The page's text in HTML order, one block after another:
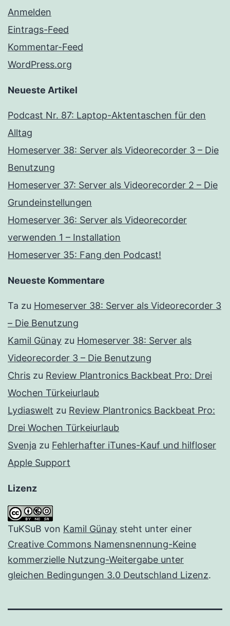
Anmelden
Eintrags-Feed
Kommentar-Feed
WordPress.org
Neueste Artikel
Podcast Nr. 87: Laptop-Aktentaschen für den
Alltag
Homeserver 38: Server als Videorecorder 3 – Die
Benutzung
Homeserver 37: Server als Videorecorder 2 – Die
Grundeinstellungen
Homeserver 36: Server als Videorecorder
verwenden 1 – Installation
Homeserver 35: Fang den Podcast!
Neueste Kommentare
Ta zu Homeserver 38: Server als Videorecorder 3
– Die Benutzung
Kamil Günay zu Homeserver 38: Server als
Videorecorder 3 – Die Benutzung
Chris zu Review Plantronics Backbeat Pro: Drei
Wochen Türkeiurlaub
Lydiaswelt zu Review Plantronics Backbeat Pro:
Drei Wochen Türkeiurlaub
Svenja zu Fehlerhafter iTunes-Kauf und hilfloser
Apple Support
Lizenz
TuKSuB von Kamil Günay steht unter einer
Creative Commons Namensnennung-Keine
kommerzielle Nutzung-Weitergabe unter
gleichen Bedingungen 3.0 Deutschland Lizenz.